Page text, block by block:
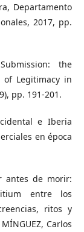
Departamento
2017, pp.
the
of Legitimacy in
pp. 191-201.
e Iberia
en época
antes de morir:
entre los
ritos y
Carlos